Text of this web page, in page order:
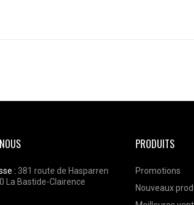
: 381 route de Hasparren
La Bastide-Clairence
PRODUITS
Promotions
Nouveaux